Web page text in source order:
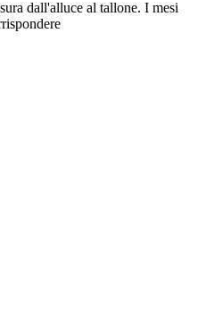
dall'alluce al tallone. I mesi